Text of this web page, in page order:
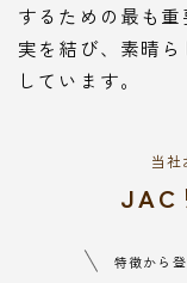
するための最も
実を結び、素晴
しています。
当社
JAC
特徴から